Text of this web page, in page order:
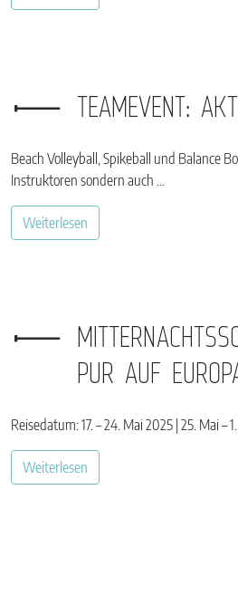
TEAMEVENT:
Beach Volleyball, Spikeball und Balance
Instruktoren sondern auch …
Weiterlesen
PUR AUF
Reisedatum: 17. – 24. Mai 2025 | 25. Mai
Weiterlesen